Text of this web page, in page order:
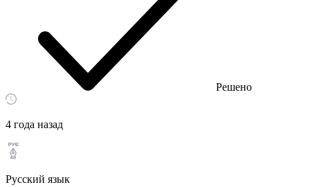
Решено
4 года назад
Русский язык